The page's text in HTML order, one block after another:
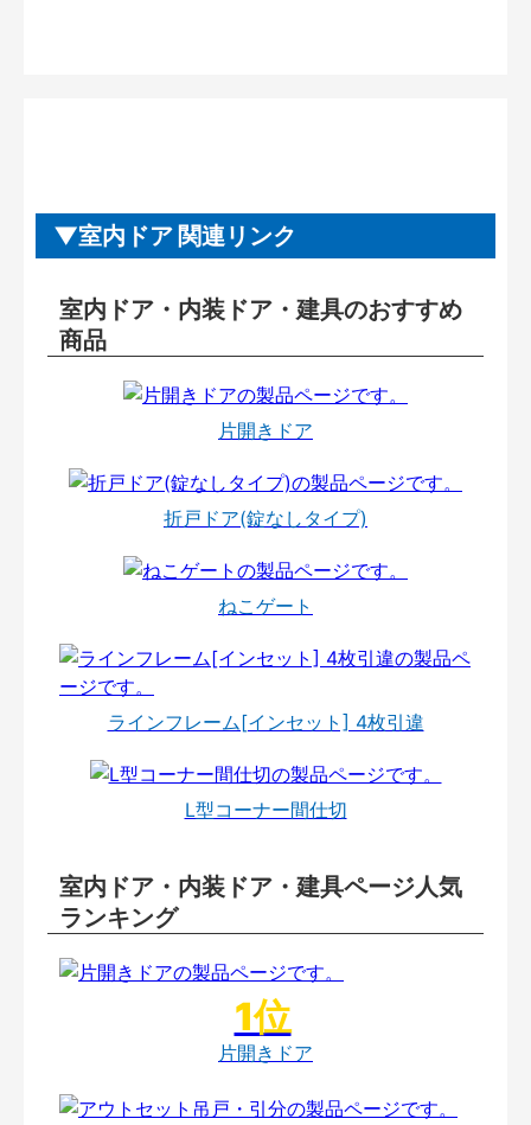
室内ドア 関連リンク
室内ドア・内装ドア・建具のおすすめ
商品
片開きドア
折戸ドア(錠なしタイプ)
ねこゲート
ラインフレーム[インセット] 4枚引違
L型コーナー間仕切
室内ドア・内装ドア・建具ページ人気
ランキング
片開きドア